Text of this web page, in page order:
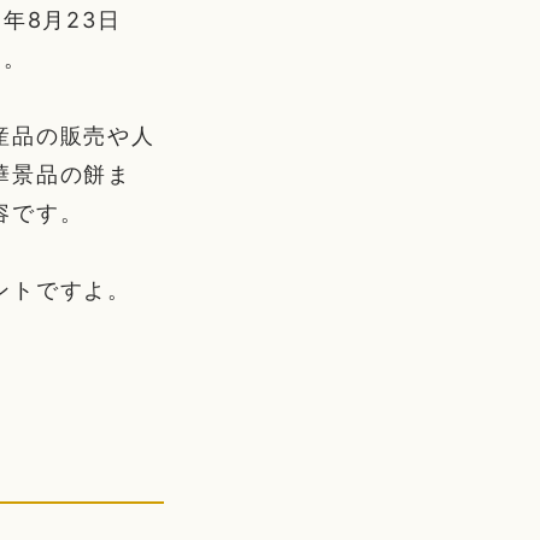
8月23日
の販売や人
品の餅ま
す。
ですよ。